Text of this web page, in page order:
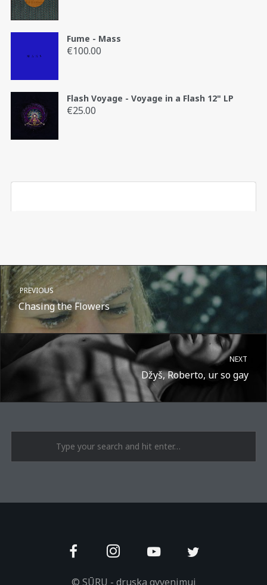
Fume - Mass
€100.00
Flash Voyage - Voyage in a Flash 12" LP
€25.00
A post shared by Suru.lt - music multiactivity (@surufortherecord)
PREVIOUS
Chasing the Flowers
NEXT
Džyš, Roberto, ur so gay
© SŪRU - druska gyvenimui